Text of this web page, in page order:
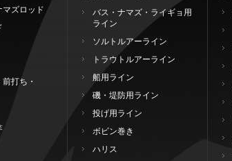
マズロッド
打ち・
バス・ナマズ・ライギョ用
ライン
ソルトルアーライン
トラウトルアーライン
船用ライン
磯・堤防用ライン
投げ用ライン
ボビン巻き
ハリス